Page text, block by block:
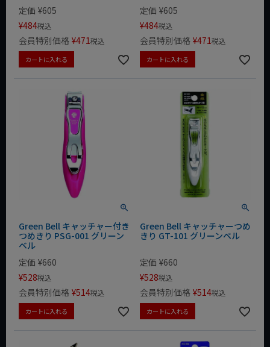
定価 ¥605
¥484税込
会員特別価格 ¥471税込
カートに入れる
定価 ¥605
¥484税込
会員特別価格 ¥471税込
カートに入れる
Green Bell キャッチャー付き
つめきり PSG-001 グリーン
ベル
定価 ¥660
¥528税込
会員特別価格 ¥514税込
カートに入れる
Green Bell キャッチャーつめ
きり GT-101 グリーンベル
定価 ¥660
¥528税込
会員特別価格 ¥514税込
カートに入れる